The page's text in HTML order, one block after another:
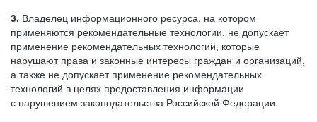
3. Владелец информационного ресурса, на котором
применяются рекомендательные технологии, не допускает
применение рекомендательных технологий, которые
нарушают права и законные интересы граждан и организаций,
а также не допускает применение рекомендательных
технологий в целях предоставления информации
с нарушением законодательства Российской Федерации.